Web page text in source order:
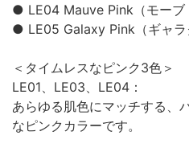
● LE04 Mauve Pink（モーブ
● LE05 Galaxy Pink（ギャラ
＜タイムレスなピンク3色＞
LE01、LE03、LE04：
あらゆる肌色にマッチする、
なピンクカラーです。